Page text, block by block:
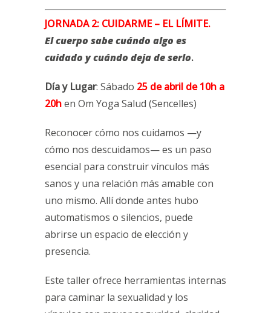
JORNADA 2: CUIDARME – EL LÍMITE.
El cuerpo sabe cuándo algo es
cuidado y cuándo deja de serlo.
Día y Lugar: Sábado 25 de abril de 10h a
20hen Om Yoga Salud (Sencelles)
Reconocer cómo nos cuidamos —y
cómo nos descuidamos— es un paso
esencial para construir vínculos más
sanos y una relación más amable con
uno mismo. Allí donde antes hubo
automatismos o silencios, puede
abrirse un espacio de elección y
presencia.
Este taller ofrece herramientas internas
para caminar la sexualidad y los